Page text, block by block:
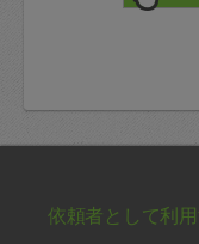
依頼者として利